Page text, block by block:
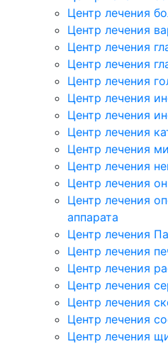
Центр лечения
Центр лечения
Центр лечения
Центр лечения
Центр лечения
Центр лечения
Центр лечения
Центр лечения
Центр лечения
Центр лечения
Центр лечения
Центр лечения
аппарата
Центр лечения
Центр лечения
Центр лечения
Центр лечения
Центр лечения
Центр лечения
Центр лечения